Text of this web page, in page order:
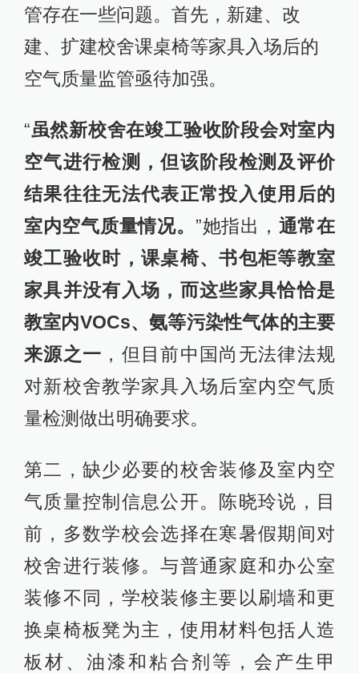
管存在一些问题。首先，新建、改
建、扩建校舍课桌椅等家具入场后的
空气质量监管亟待加强。
“虽然新校舍在竣工验收阶段会对室内
空气进行检测，但该阶段检测及评价
结果往往无法代表正常投入使用后的
室内空气质量情况。 ”她指出， 通常在
竣工验收时，课桌椅、书包柜等教室
家具并没有入场，而这些家具恰恰是
教室内VOCs、氨等污染性气体的主要
来源之一 ，但目前中国尚无法律法规
对新校舍教学家具入场后室内空气质
量检测做出明确要求。
第二，缺少必要的校舍装修及室内空
气质量控制信息公开。陈晓玲说，目
前，多数学校会选择在寒暑假期间对
校舍进行装修。与普通家庭和办公室
装修不同，学校装修主要以刷墙和更
换桌椅板凳为主，使用材料包括人造
板材、油漆和粘合剂等，会产生甲